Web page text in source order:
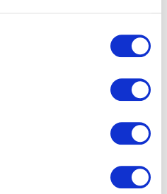
sarà sempre lo Stelvio (foto